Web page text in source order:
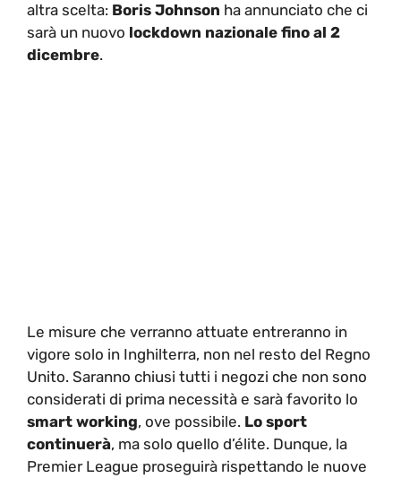
altra scelta: Boris Johnson ha annunciato che ci
sarà un nuovo lockdown nazionale fino al 2
dicembre.
Le misure che verranno attuate entreranno in
vigore solo in Inghilterra, non nel resto del Regno
Unito. Saranno chiusi tutti i negozi che non sono
considerati di prima necessità e sarà favorito lo
smart working, ove possibile. Lo sport
continuerà, ma solo quello d’élite. Dunque, la
Premier League proseguirà rispettando le nuove